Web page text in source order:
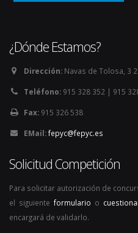
¿Dónde Estamos?
Dirección: Navas de Tolosa, 3
Teléfono: 915 328 352 | 915
Fax: 915 326 538
EMail:fepyc@fepyc.es
Solicitud Competición
Para solicitar autorización de
el siguiente formulario o
encargará de validarlo.